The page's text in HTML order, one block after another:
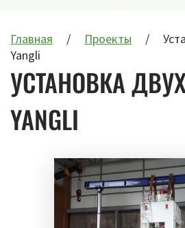
Главная Проекты
Yangli
УСТАНОВКА
YANGLI